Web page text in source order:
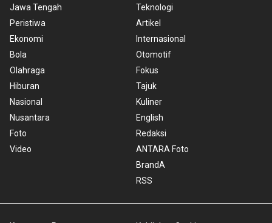
Jawa Tengah
Peristiwa
Ekonomi
Bola
Olahraga
Hiburan
Nasional
Nusantara
Foto
Video
Teknologi
Artikel
Internasional
Otomotif
Fokus
Tajuk
Kuliner
English
Redaksi
ANTARA Foto
BrandA
RSS